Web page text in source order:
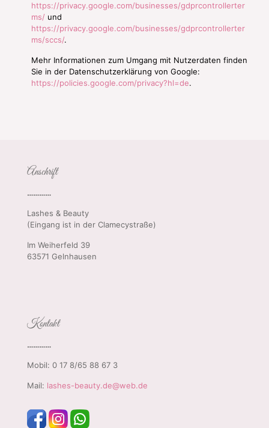
https://privacy.google.com/businesses/gdprcontrollerter
ms/ und
https://privacy.google.com/businesses/gdprcontrollerter
ms/sccs/.
Mehr Informationen zum Umgang mit Nutzerdaten finden
Sie in der Datenschutzerklärung von Google:
https://policies.google.com/privacy?hl=de.
Anschrift
…………
Lashes & Beauty
(Eingang ist in der Clamecystraße)
Im Weiherfeld 39
63571 Gelnhausen
Kontakt
…………
Mobil: 0 17 8/65 88 67 3
Mail: lashes-beauty.de@web.de